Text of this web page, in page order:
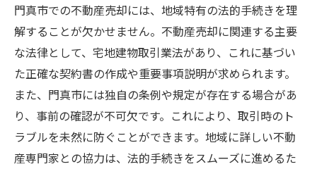
門真市での不動産売却には、地域特有の法的手続きを理
解することが欠かせません。不動産売却に関連する主要
な法律として、宅地建物取引業法があり、これに基づい
た正確な契約書の作成や重要事項説明が求められます。
また、門真市には独自の条例や規定が存在する場合があ
り、事前の確認が不可欠です。これにより、取引時のト
ラブルを未然に防ぐことができます。地域に詳しい不動
産専門家との協力は、法的手続きをスムーズに進めるた